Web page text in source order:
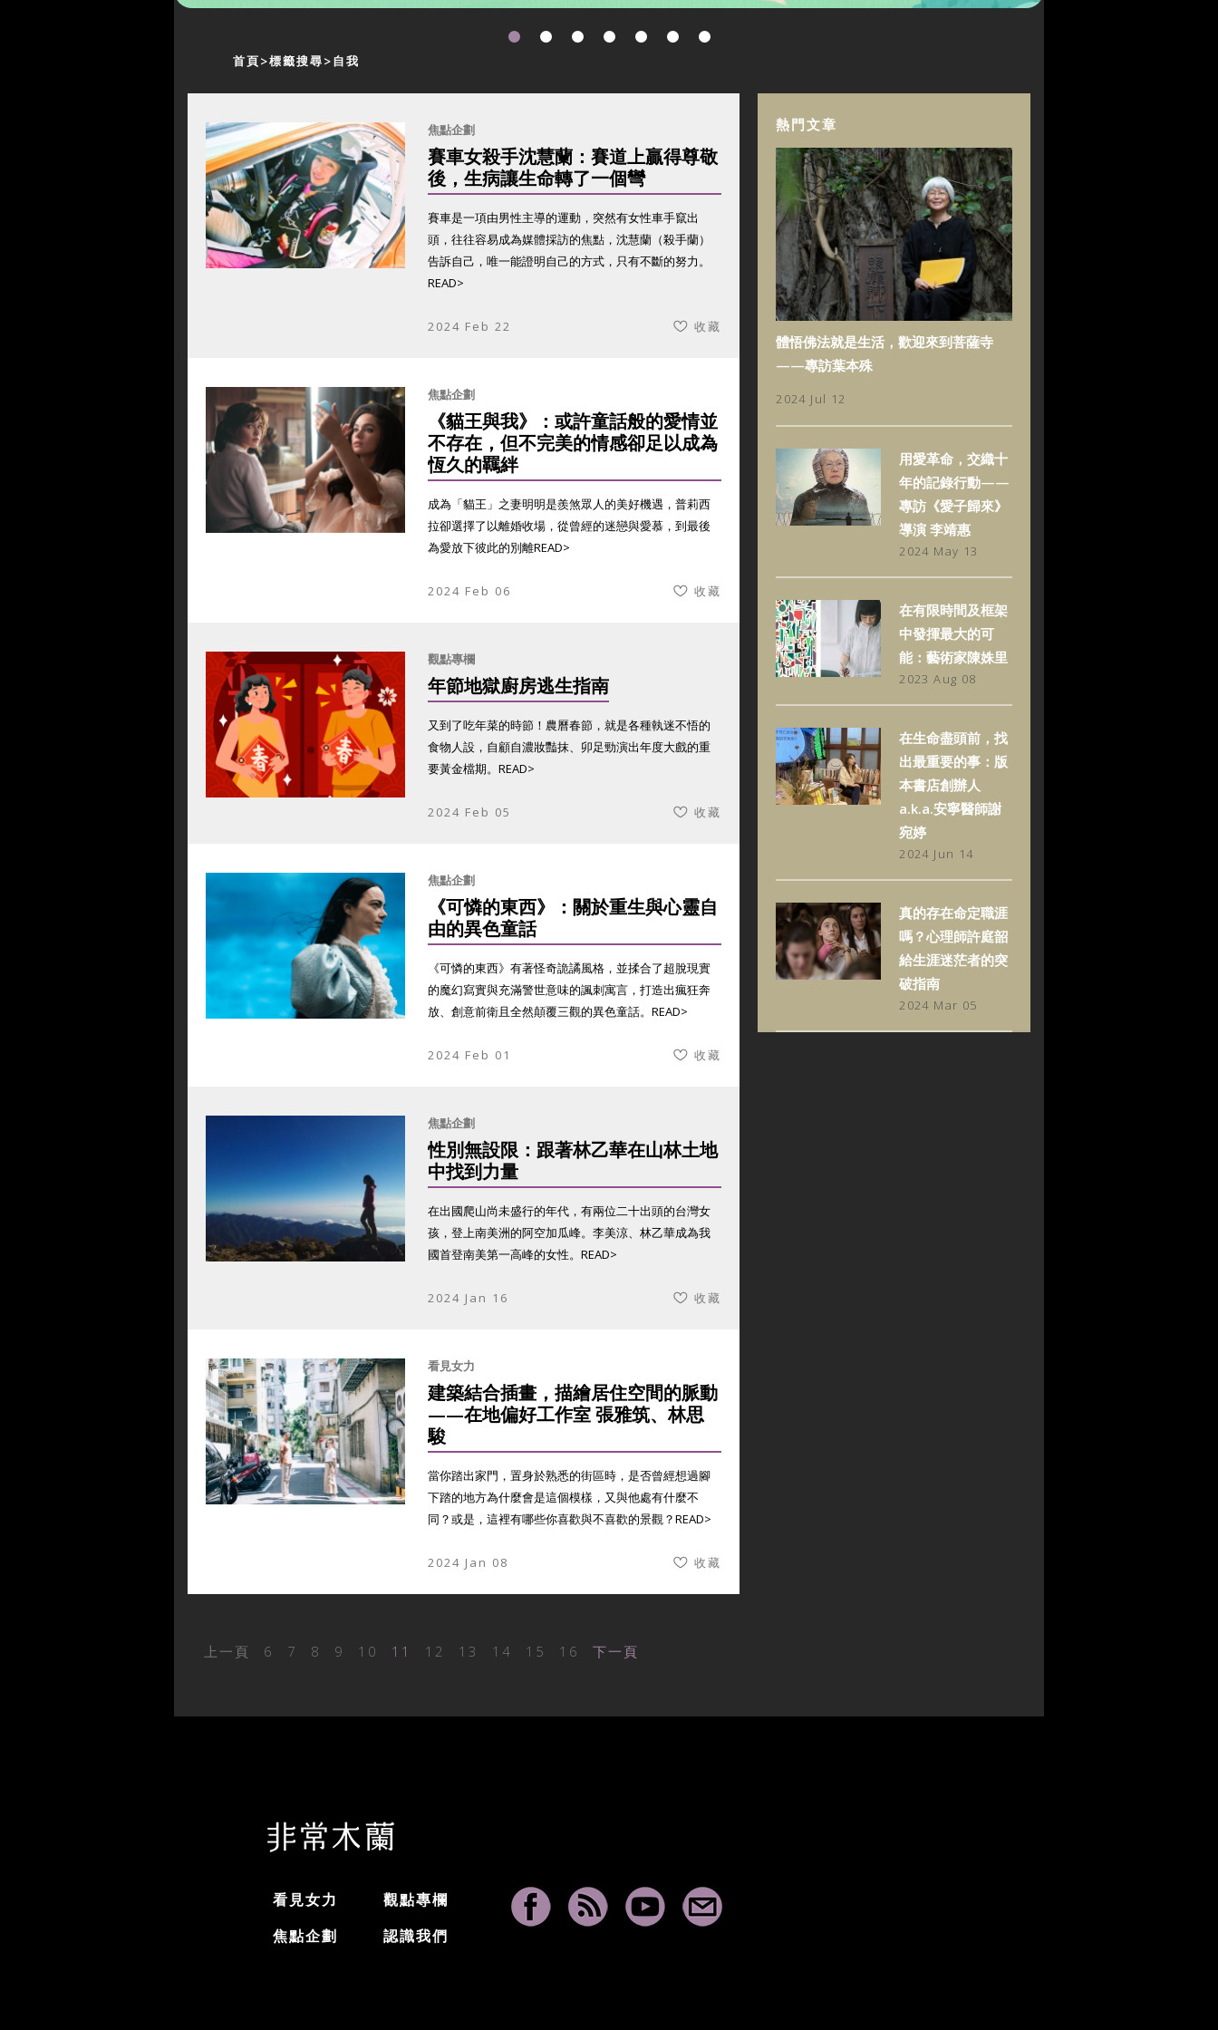
首頁 標籤搜尋 自我
焦點企劃
賽車女殺手沈慧蘭：賽道上贏得尊敬
後，生病讓生命轉了一個彎
賽車是一項由男性主導的運動，突然有女性車手竄出
頭，往往容易成為媒體採訪的焦點，沈慧蘭（殺手蘭）
告訴自己，唯一能證明自己的方式，只有不斷的努力。
READ>
2024 Feb 22 收藏
焦點企劃
《貓王與我》：或許童話般的愛情並
不存在，但不完美的情感卻足以成為
恆久的羈絆
成為「貓王」之妻明明是羨煞眾人的美好機遇，普莉西
拉卻選擇了以離婚收場，從曾經的迷戀與愛慕，到最後
為愛放下彼此的別離READ>
2024 Feb 06 收藏
觀點專欄
年節地獄廚房逃生指南
又到了吃年菜的時節！農曆春節，就是各種執迷不悟的
食物人設，自顧自濃妝豔抹、卯足勁演出年度大戲的重
要黃金檔期。 READ>
2024 Feb 05 收藏
焦點企劃
《可憐的東西》：關於重生與心靈自
由的異色童話
《可憐的東西》有著怪奇詭譎風格，並揉合了超脫現實
的魔幻寫實與充滿警世意味的諷刺寓言，打造出瘋狂奔
放、創意前衛且全然顛覆三觀的異色童話。 READ>
2024 Feb 01 收藏
焦點企劃
性別無設限：跟著林乙華在山林土地
中找到力量
在出國爬山尚未盛行的年代，有兩位二十出頭的台灣女
孩，登上南美洲的阿空加瓜峰。李美涼、林乙華成為我
國首登南美第一高峰的女性。 READ>
2024 Jan 16 收藏
看見女力
建築結合插畫，描繪居住空間的脈動
——在地偏好工作室 張雅筑、林思
駿
當你踏出家門，置身於熟悉的街區時，是否曾經想過腳
下踏的地方為什麼會是這個模樣，又與他處有什麼不
同？或是，這裡有哪些你喜歡與不喜歡的景觀？READ>
2024 Jan 08 收藏
上一頁 6 7 8 9 10 11 12 13 14 15 16 下一頁
熱門文章
體悟佛法就是生活，歡迎來到菩薩寺
——專訪葉本殊
2024 Jul 12
用愛革命，交織十
年的記錄行動——
專訪《愛子歸來》
導演 李靖惠
2024 May 13
在有限時間及框架
中發揮最大的可
能：藝術家陳姝里
2023 Aug 08
在生命盡頭前，找
出最重要的事：版
本書店創辦人
a.k.a.安寧醫師謝
宛婷
2024 Jun 14
真的存在命定職涯
嗎？心理師許庭韶
給生涯迷茫者的突
破指南
2024 Mar 05
看見女力
觀點專欄
焦點企劃
認識我們